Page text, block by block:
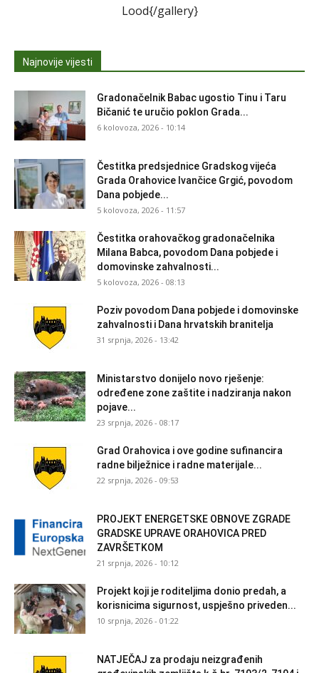
Lood{/gallery}
Najnovije vijesti
Gradonačelnik Babac ugostio Tinu i Taru
Bičanić te uručio poklon Grada...
6 kolovoza, 2026 - 10:14
Čestitka predsjednice Gradskog vijeća
Grada Orahovice Ivančice Grgić, povodom
Dana pobjede...
5 kolovoza, 2026 - 11:57
Čestitka orahovačkog gradonačelnika
Milana Babca, povodom Dana pobjede i
domovinske zahvalnosti...
5 kolovoza, 2026 - 08:13
Poziv povodom Dana pobjede i domovinske
zahvalnosti i Dana hrvatskih branitelja
31 srpnja, 2026 - 13:42
Ministarstvo donijelo novo rješenje:
određene zone zaštite i nadziranja nakon
pojave...
23 srpnja, 2026 - 08:17
Grad Orahovica i ove godine sufinancira
radne bilježnice i radne materijale...
22 srpnja, 2026 - 09:53
PROJEKT ENERGETSKE OBNOVE ZGRADE
GRADSKE UPRAVE ORAHOVICA PRED
ZAVRŠETKOM
21 srpnja, 2026 - 10:12
Projekt koji je roditeljima donio predah, a
korisnicima sigurnost, uspješno priveden...
10 srpnja, 2026 - 01:22
NATJEČAJ za prodaju neizgrađenih